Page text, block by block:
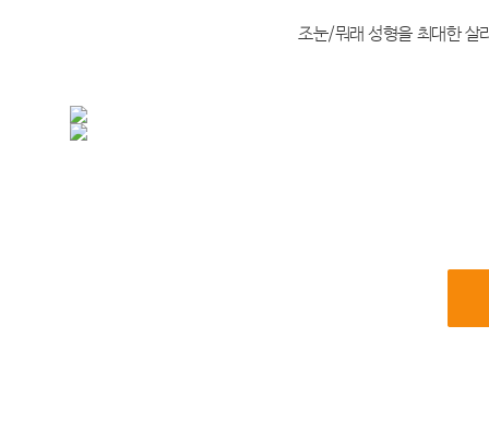
조눈/뭐래 성형을 최대한 살